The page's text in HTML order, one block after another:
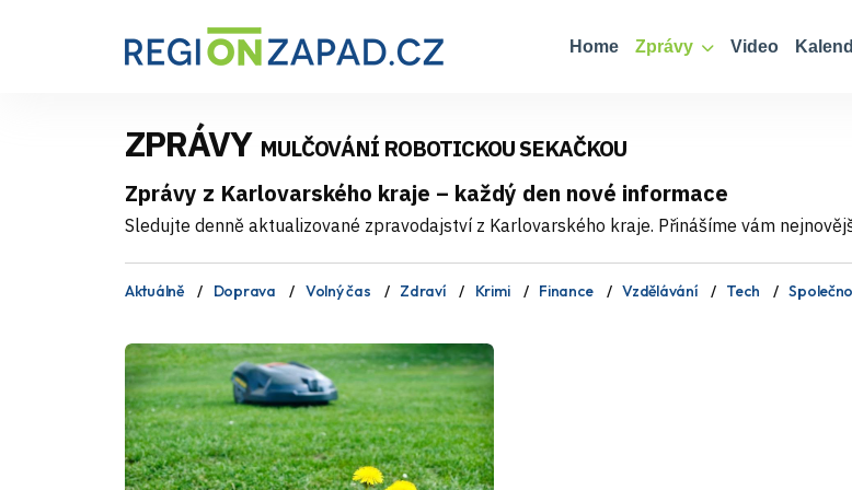
Home Zprávy Video
ZPRÁVY MULČOVÁNÍ ROBOTICKOU SEKAČKOU
Zprávy z Karlovarského kraje – každý den nové informace
Sledujte denně aktualizované zpravodajství z Karlovarského kraje. Přinášíme vám
Aktuálně Doprava Volný čas Zdraví Krimi Finance Vzdělávání Tech